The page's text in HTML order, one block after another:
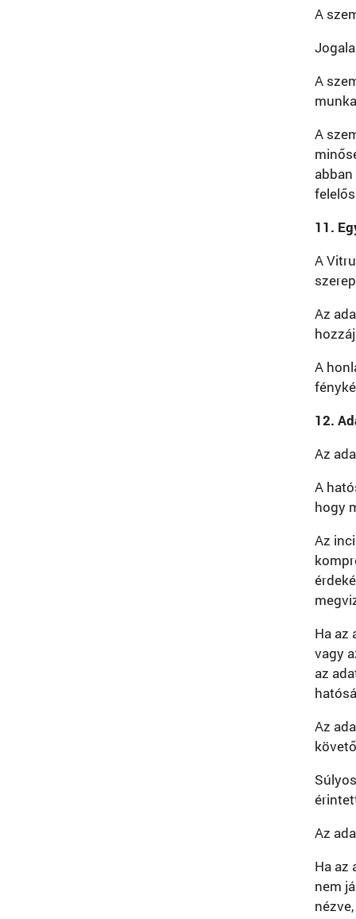
A
A
A
11.
A
Az
A
12.
Az
A
hogy
Az
Ha az
vagy
az
Az
Az
Ha az
nem